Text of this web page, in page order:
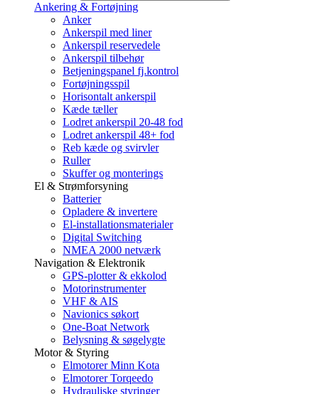
Ankering & Fortøjning
Anker
Ankerspil med liner
Ankerspil reservedele
Ankerspil tilbehør
Betjeningspanel fj.kontrol
Fortøjningsspil
Horisontalt ankerspil
Kæde tæller
Lodret ankerspil 20-48 fod
Lodret ankerspil 48+ fod
Reb kæde og svirvler
Ruller
Skuffer og monterings
El & Strømforsyning
Batterier
Opladere & invertere
El-installationsmaterialer
Digital Switching
NMEA 2000 netværk
Navigation & Elektronik
GPS-plotter & ekkolod
Motorinstrumenter
VHF & AIS
Navionics søkort
One-Boat Network
Belysning & søgelygte
Motor & Styring
Elmotorer Minn Kota
Elmotorer Torqeedo
Hydrauliske styringer